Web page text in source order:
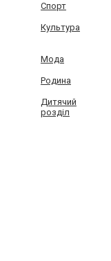
Спорт
Культура
Мода
Родина
Дитячий
розділ